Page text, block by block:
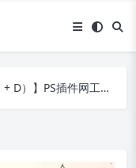
30准时更新！（特殊原因除外）
：30准时更新！（特殊原因除外）